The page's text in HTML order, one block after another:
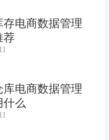
存电商数据管理
荐
库电商数据管理
什么